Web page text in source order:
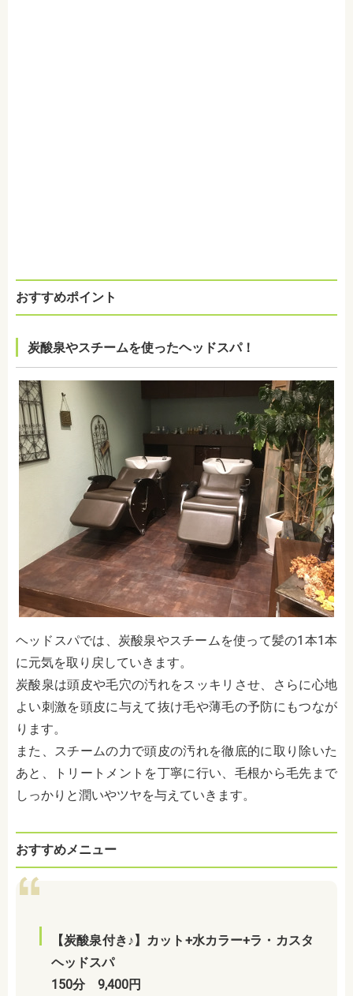
おすすめポイント
炭酸泉やスチームを使ったヘッドスパ！
ヘッドスパでは、炭酸泉やスチームを使って髪の1本1本
に元気を取り戻していきます。
炭酸泉は頭皮や毛穴の汚れをスッキリさせ、さらに心地
よい刺激を頭皮に与えて抜け毛や薄毛の予防にもつなが
ります。
また、スチームの力で頭皮の汚れを徹底的に取り除いた
あと、トリートメントを丁寧に行い、毛根から毛先まで
しっかりと潤いやツヤを与えていきます。
おすすめメニュー
【炭酸泉付き♪】カット+水カラー+ラ・カスタ
ヘッドスパ
150分 9,400円